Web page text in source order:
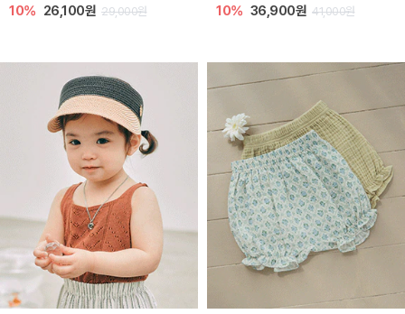
10% 26,100원 29,000원 10% 36,900원 41,000원